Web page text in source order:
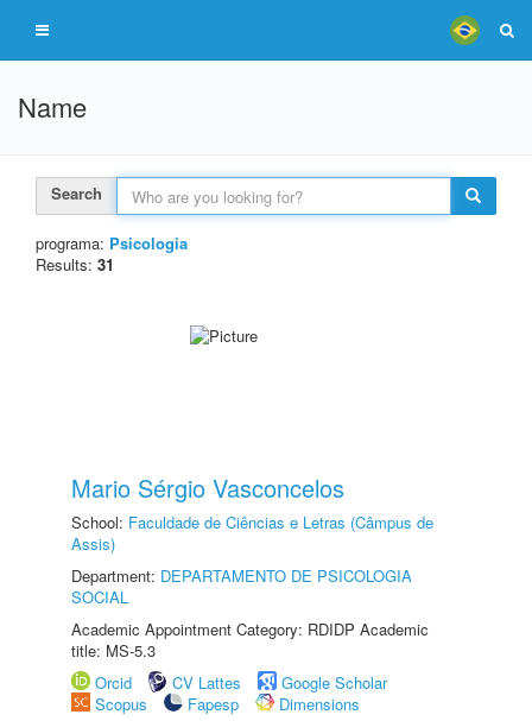
Name
Search
programa: Psicologia
Results: 31
Mario Sérgio Vasconcelos
School: Faculdade de Ciências e Letras (Câmpus de
Assis)
Department: DEPARTAMENTO DE PSICOLOGIA
SOCIAL
Academic Appointment Category: RDIDP Academic
title: MS-5.3
Orcid
CV Lattes
Google Scholar
Scopus
Fapesp
Dimensions